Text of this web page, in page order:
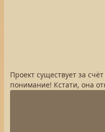
Проект существует за
понимание! Кстати, она